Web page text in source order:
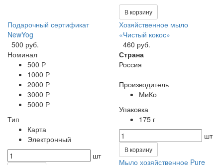
В корзину
Подарочный сертификат
NewYog
500 руб.
Номинал
500 Р
1000 Р
2000 Р
3000 Р
5000 Р
Тип
Карта
Электронный
шт
Хозяйственное мыло
«Чистый кокос»
460 руб.
Страна
Россия
Производитель
МиКо
Упаковка
175 г
шт
В корзину
Мыло хозяйственное Pure